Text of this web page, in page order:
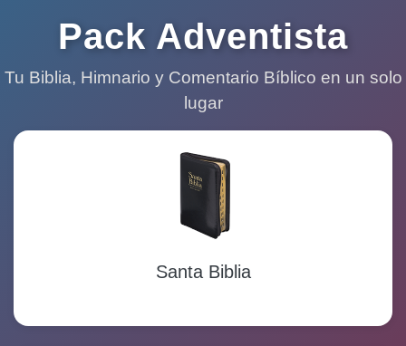
Pack Adventista
Tu Biblia, Himnario y Comentario Bíblico en un solo
lugar
Santa Biblia